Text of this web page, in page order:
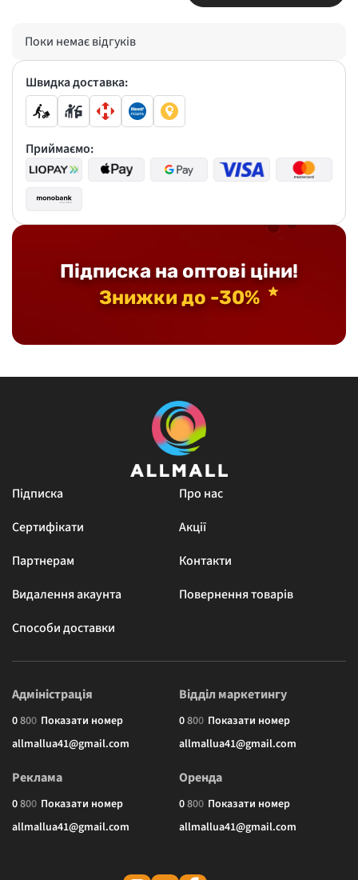
Поки немає відгуків
Підписка на оптові ціни!
Знижки до -30%
Швидка доставка:
Приймаємо:
Підписка
Про нас
Сертифікати
Акції
Партнерам
Контакти
Видалення акаунта
Повернення товарів
Способи доставки
Адміністрація
0800 Показати номер
allmallua41@gmail.com
Відділ маркетингу
0800 Показати номер
allmallua41@gmail.com
Реклама
0800 Показати номер
allmallua41@gmail.com
Оренда
0800 Показати номер
allmallua41@gmail.com